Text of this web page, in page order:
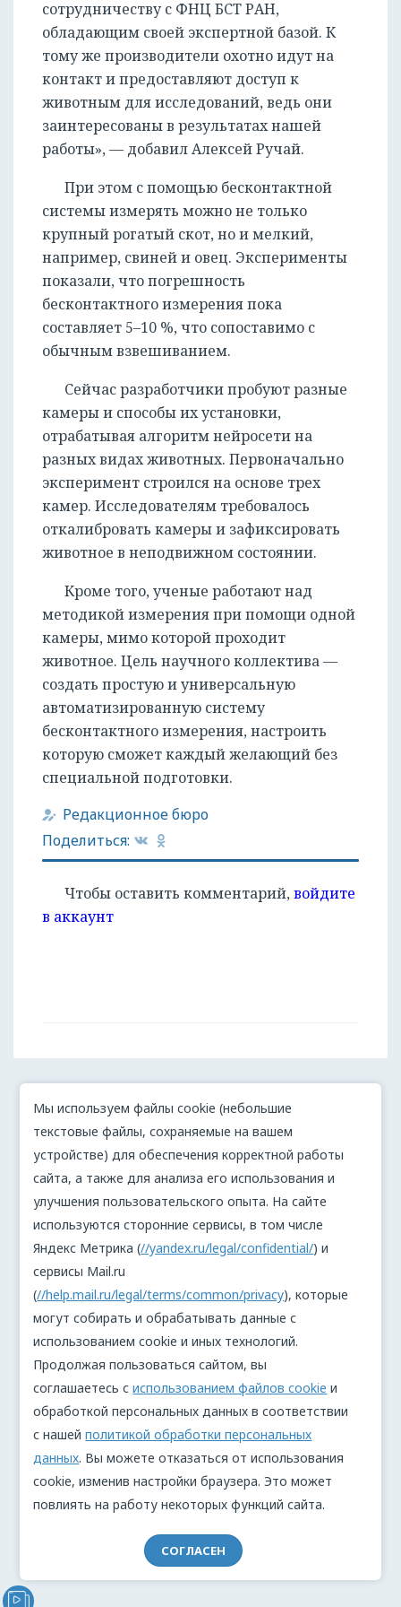
сотрудничеству с ФНЦ БСТ РАН,
обладающим своей экспертной базой. К
тому же производители охотно идут на
контакт и предоставляют доступ к
животным для исследований, ведь они
заинтересованы в результатах нашей
работы», — добавил Алексей Ручай.
При этом с помощью бесконтактной
системы измерять можно не только
крупный рогатый скот, но и мелкий,
например, свиней и овец. Эксперименты
показали, что погрешность
бесконтактного измерения пока
составляет 5–10 %, что сопоставимо с
обычным взвешиванием.
Сейчас разработчики пробуют разные
камеры и способы их установки,
отрабатывая алгоритм нейросети на
разных видах животных. Первоначально
эксперимент строился на основе трех
камер. Исследователям требовалось
откалибровать камеры и зафиксировать
животное в неподвижном состоянии.
Кроме того, ученые работают над
методикой измерения при помощи одной
камеры, мимо которой проходит
животное. Цель научного коллектива —
создать простую и универсальную
автоматизированную систему
бесконтактного измерения, настроить
которую сможет каждый желающий без
специальной подготовки.
Редакционное бюро
Поделиться:
Чтобы оставить комментарий,войдите
в аккаунт
Мы используем файлы cookie (небольшие
текстовые файлы, сохраняемые на вашем
устройстве) для обеспечения корректной работы
сайта, а также для анализа его использования и
улучшения пользовательского опыта. На сайте
используются сторонние сервисы, в том числе
Яндекс Метрика (//yandex.ru/legal/confidential/) и
сервисы Mail.ru
(//help.mail.ru/legal/terms/common/privacy), которые
могут собирать и обрабатывать данные с
использованием cookie и иных технологий.
Продолжая пользоваться сайтом, вы
соглашаетесь сиспользованием файлов cookie и
обработкой персональных данных в соответствии
с нашейполитикой обработки персональных
данных. Вы можете отказаться от использования
cookie, изменив настройки браузера. Это может
повлиять на работу некоторых функций сайта.
СОГЛАСЕН